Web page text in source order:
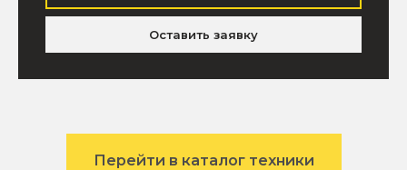
Оставить заявку
Перейти в каталог техники